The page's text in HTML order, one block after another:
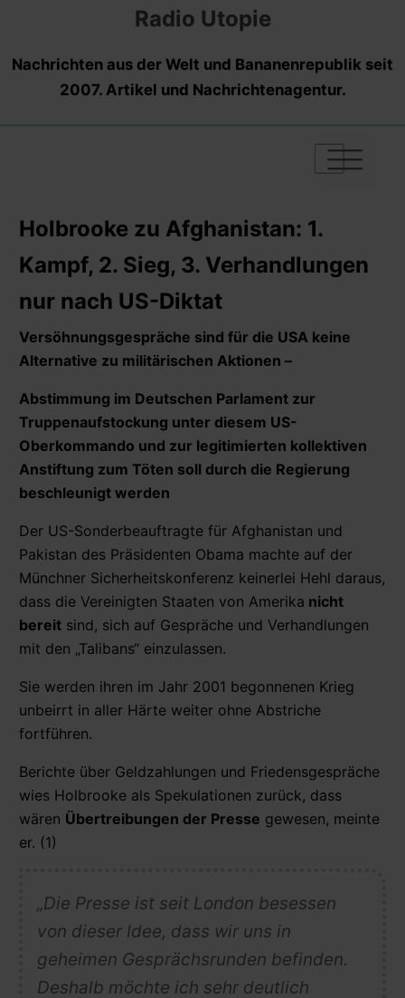
Radio Utopie
Nachrichten aus der Welt und Bananenrepublik seit
2007. Artikel und Nachrichtenagentur.
|
|
|
Holbrooke zu Afghanistan: 1.
Kampf, 2. Sieg, 3. Verhandlungen
nur nach US-Diktat
Versöhnungsgespräche sind für die USA keine
Alternative zu militärischen Aktionen –
Abstimmung im Deutschen Parlament zur
Truppenaufstockung unter diesem US-
Oberkommando und zur legitimierten kollektiven
Anstiftung zum Töten soll durch die Regierung
beschleunigt werden
Der US-Sonderbeauftragte für Afghanistan und
Pakistan des Präsidenten Obama machte auf der
Münchner Sicherheitskonferenz keinerlei Hehl daraus,
dass die Vereinigten Staaten von Amerika nicht
bereit sind, sich auf Gespräche und Verhandlungen
mit den „Talibans“ einzulassen.
Sie werden ihren im Jahr 2001 begonnenen Krieg
unbeirrt in aller Härte weiter ohne Abstriche
fortführen.
Berichte über Geldzahlungen und Friedensgespräche
wies Holbrooke als Spekulationen zurück, dass
wären Übertreibungen der Presse gewesen, meinte
er. (1)
„Die Presse ist seit London besessen
von dieser Idee, dass wir uns in
geheimen Gesprächsrunden befinden.
Deshalb möchte ich sehr deutlich